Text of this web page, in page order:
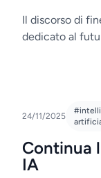
Il discorso di
dedicato al
24/11/2025
Continua
IA